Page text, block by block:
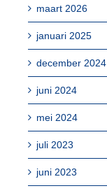
maart 2026
januari 2025
december 2024
juni 2024
mei 2024
juli 2023
juni 2023